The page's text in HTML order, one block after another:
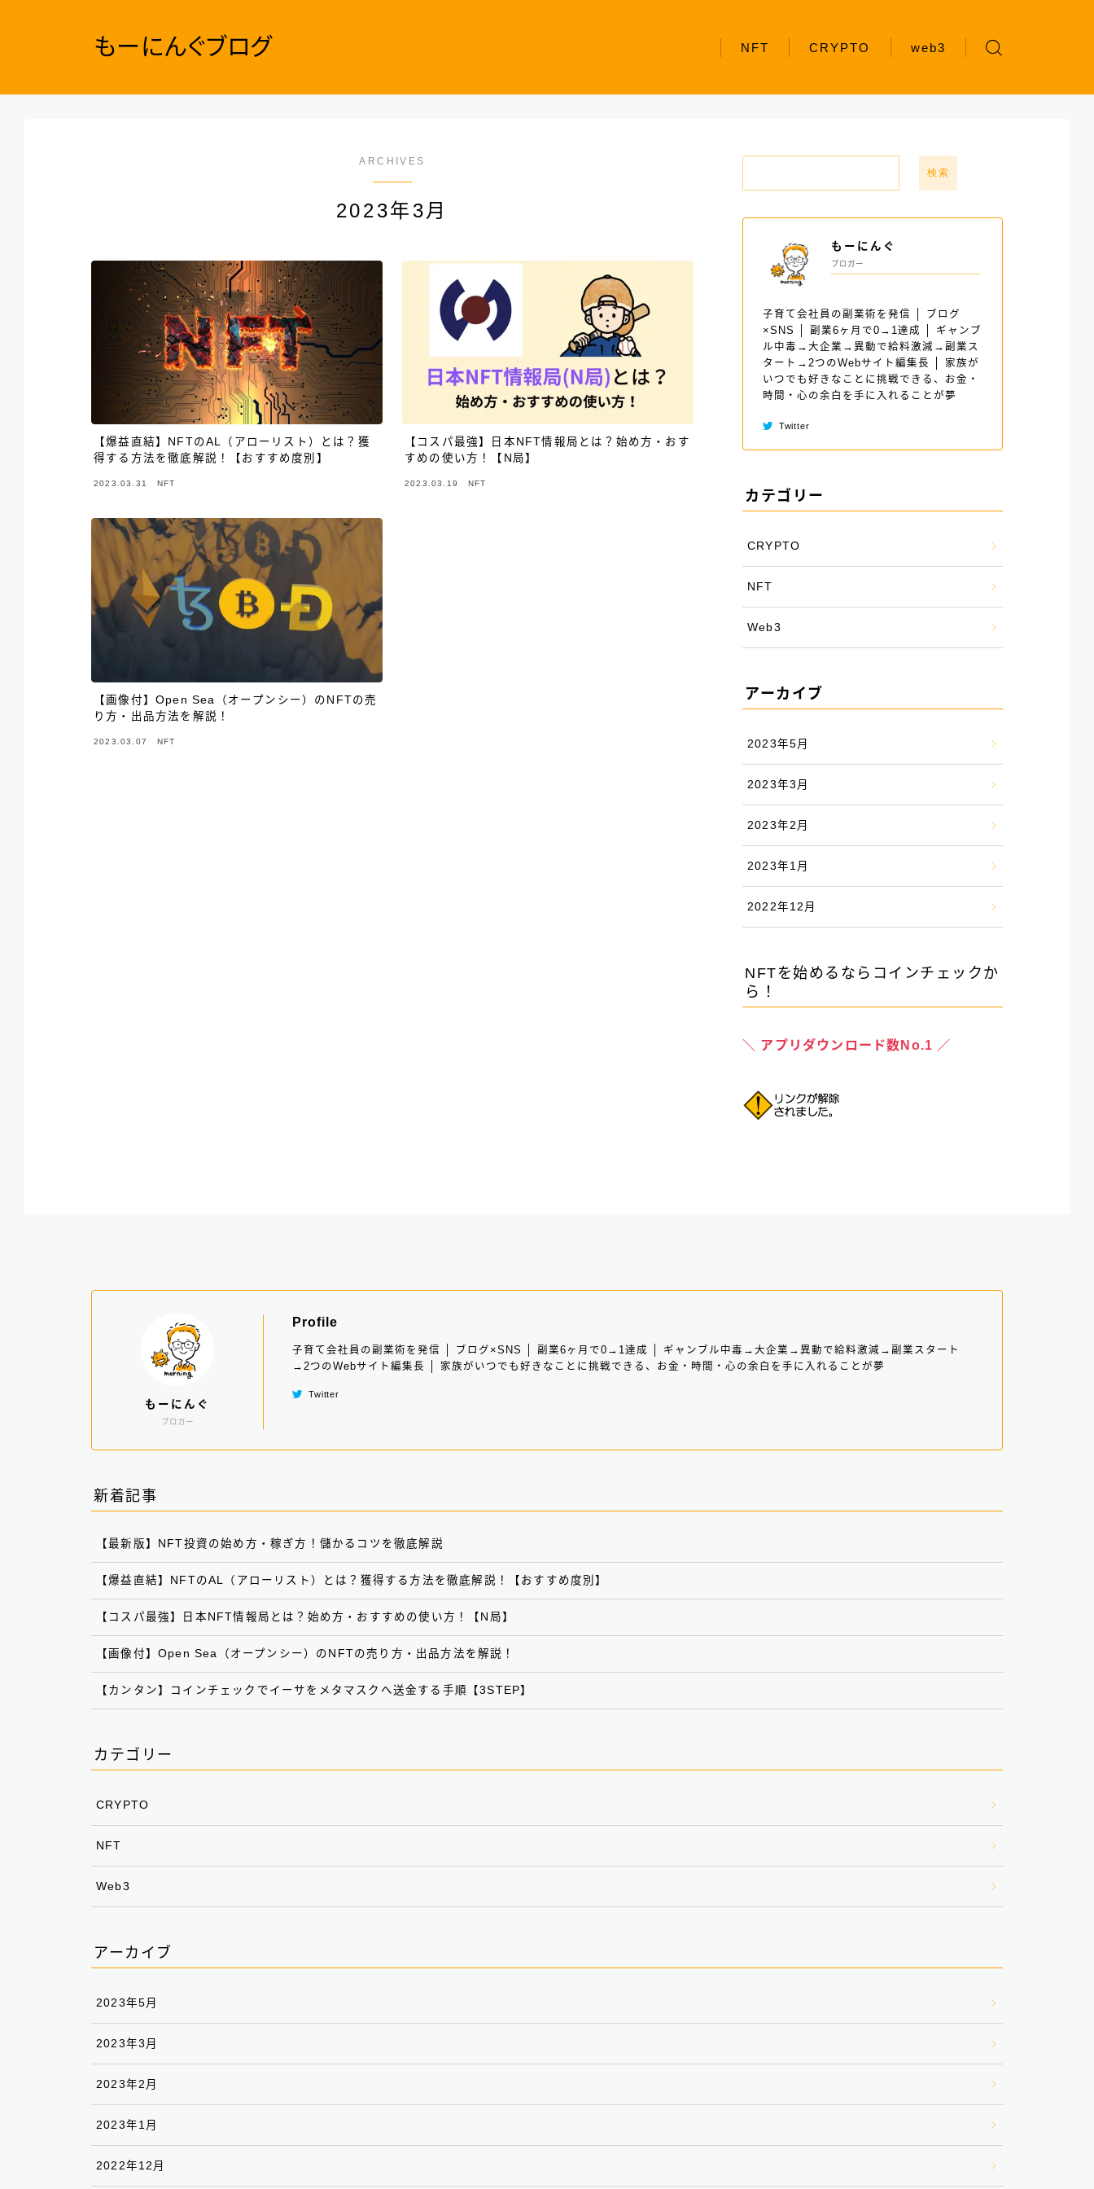
もーにんぐブログ NFT CRYPTO web3
ARCHIVES
2023年3月
【爆益直結】NFTのAL（アローリスト）とは？獲
得する方法を徹底解説！【おすすめ度別】
2023.03.31 NFT
【コスパ最強】日本NFT情報局とは？始め方・おす
すめの使い方！【N局】
2023.03.19 NFT
【画像付】Open Sea（オープンシー）のNFTの売
り方・出品方法を解説！
2023.03.07 NFT
検索
もーにんぐ
ブロガー
子育て会社員の副業術を発信 │ ブログ
×SNS │ 副業6ヶ月で0→1達成 │ ギャンブ
ル中毒→大企業→異動で給料激減→副業ス
タート→2つのWebサイト編集長 │ 家族が
いつでも好きなことに挑戦できる、お金・
時間・心の余白を手に入れることが夢
Twitter
カテゴリー
CRYPTO
NFT
Web3
アーカイブ
2023年5月
2023年3月
2023年2月
2023年1月
2022年12月
NFTを始めるならコインチェックか
ら！
＼ アプリダウンロード数No.1 ／
もーにんぐ
ブロガー
Profile
子育て会社員の副業術を発信 │ ブログ×SNS │ 副業6ヶ月で0→1達成 │ ギャンブル中毒→大企業→異動で給料激減→副業スタート
→2つのWebサイト編集長 │ 家族がいつでも好きなことに挑戦できる、お金・時間・心の余白を手に入れることが夢
Twitter
新着記事
【最新版】NFT投資の始め方・稼ぎ方！儲かるコツを徹底解説
【爆益直結】NFTのAL（アローリスト）とは？獲得する方法を徹底解説！【おすすめ度別】
【コスパ最強】日本NFT情報局とは？始め方・おすすめの使い方！【N局】
【画像付】Open Sea（オープンシー）のNFTの売り方・出品方法を解説！
【カンタン】コインチェックでイーサをメタマスクへ送金する手順【3STEP】
カテゴリー
CRYPTO
NFT
Web3
アーカイブ
2023年5月
2023年3月
2023年2月
2023年1月
2022年12月